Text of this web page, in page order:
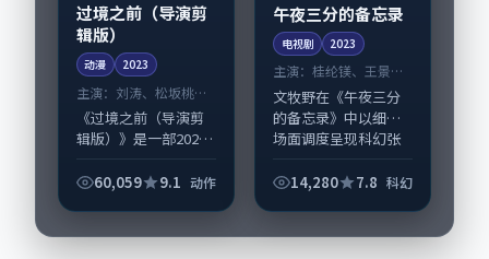
过境之前（导演剪
辑版）
动漫 2023
主演： 刘涛、松坂桃李
等
《过境之前（导演剪
辑版）》是一部2023
动漫，由黑泽清执
员亦参与重要戏份。
60,059 9.1 动作
午夜三分的备忘录
电视剧 2023
主演：桂纶镁、王景春
等
文牧野在《午夜三分
的备忘录》中以细腻
场面调度呈现科幻张
领衔的表演层次丰
作协同，2023-0...
14,280 7.8 科幻